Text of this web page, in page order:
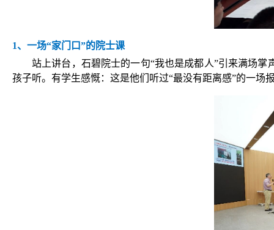
1、 一场“家门口”的院士课
站上讲台，石碧院士的一句“我也是成都人”引来满场
孩子听。有学生感慨：这是他们听过“最没有距离感”的一场